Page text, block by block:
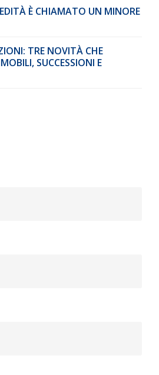
È CHIAMATO UN MINORE
TRE NOVITÀ CHE
SUCCESSIONI E